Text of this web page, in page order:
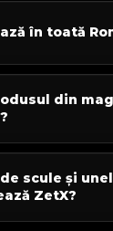
în toată
din
scule și
ZetX?